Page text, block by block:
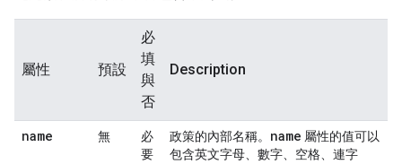
屬性 預設
必
填
與
否
Description
name 無
必
要
政策的內部名稱。 name 屬性的值可以
包含英文字母、數字、空格、連字